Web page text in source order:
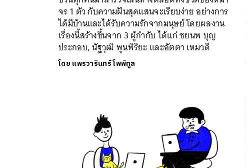
จร 1 ตัว กับความฝันสุดแสนจะเรียบง่าย อย่างการ
ได้มีบ้านและได้รับความรักจากมนุษย์ โดยผลงาน
เรื่องนี้สร้างขึ้นจาก 3 ผู้กำกับ ได้แก่ ชยนพ บุญ
ประกอบ, นัฐวุฒิ พูนพิริยะ และอัตตา เหมวดี
โดย แพรวารินทร์ โพพิทูล